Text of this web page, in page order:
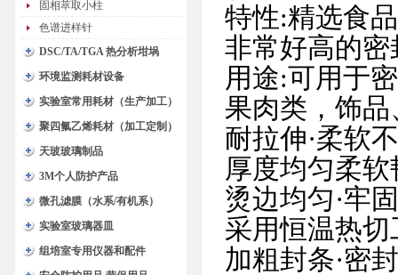
固相萃取小柱
色谱进样针
DSC/TA/TGA 热分析坩埚
环境监测耗材设备
实验室常用耗材（生产加工）
聚四氟乙烯耗材（加工定制）
天玻玻璃制品
3M个人防护产品
微孔滤膜（水系/有机系）
实验室玻璃器皿
组培室专用仪器和配件
特性:精选食
非常好高的
用途:可用于
果肉类，饰
耐拉伸·柔软
厚度均匀柔
烫边均匀·牢
采用恒温热
加粗封条·密